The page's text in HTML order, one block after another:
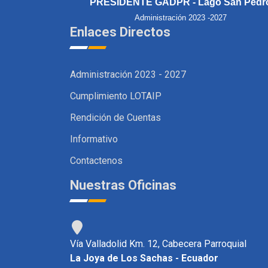
PRESIDENTE GADPR - Lago San
Administración 2023 -2027
Enlaces Directos
Administración 2023 - 2027
Cumplimiento LOTAIP
Rendición de Cuentas
Informativo
Contactenos
Nuestras Oficinas
Vía Valladolid Km. 12, Cabecera Parroquial
La Joya de Los Sachas - Ecuador